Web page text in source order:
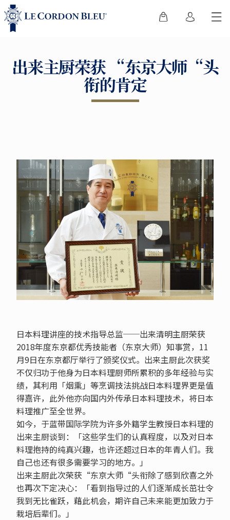
出来主厨荣获 “东京大师“头
衔的肯定
日本料理讲座的技术指导总监──出来清明主厨荣获
2018年度东京都优秀技能者（东京大师）知事赏，11
月9日在东京都厅举行了颁奖仪式。出来主厨此次获奖
不仅归功于他身为日本料理厨师所累积的多年经验与实
绩，其利用「烟熏」等烹调技法挑战日本料理界更是值
得嘉许，此外他亦向国内外传承日本料理技术，将日本
料理推广至全世界。
如今，于蓝带国际学院为许多外籍学生教授日本料理的
出来主厨谈到：「这些学生们的认真程度，以及对日本
料理抱持的纯真兴趣，也许还超过日本的年青人们。我
自己也还有很多需要学习的地方。」
出来主厨此次荣获“东京大师“头衔除了感到欣喜之外
也再次下定决心：「看到指导过的人们逐渐成长茁壮令
我到无比雀跃，藉此机会，期许自己未来能更加致力于
栽培后辈们。」